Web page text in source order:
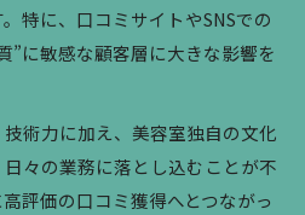
特に、口コミサイトやSNSでの
”に敏感な顧客層に大きな影響を
術力に加え、美容室独自の文化
々の業務に落とし込むことが不
評価の口コミ獲得へとつながっ